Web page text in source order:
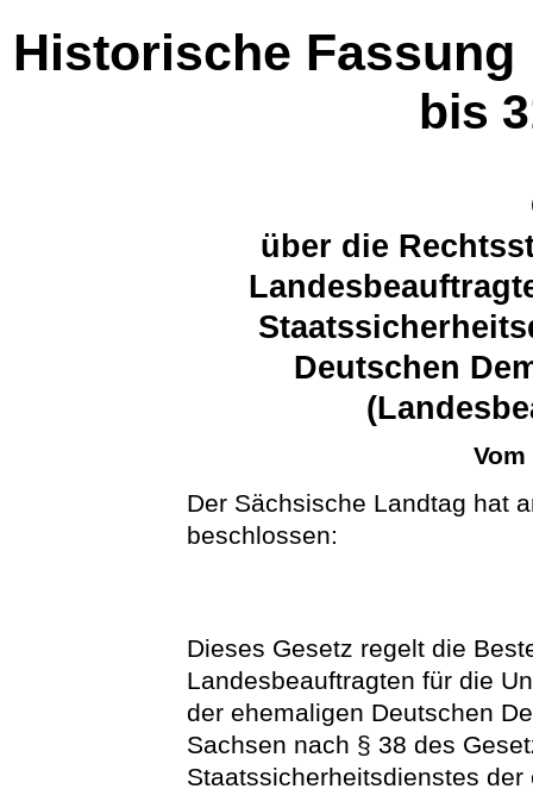
Historische Fassung
bis
über die
Deutschen
Der Sächsische Landtag hat
beschlossen:
Dieses Gesetz regelt die
Landesbeauftragten für die
der ehemaligen Deutschen
Sachsen nach § 38 des
Staatssicherheitsdienstes